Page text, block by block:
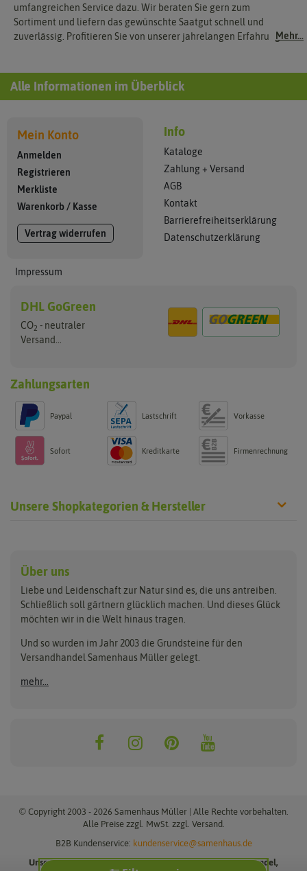
Mehr...
umfangreichen Service dazu. Wir beraten Sie gern zum
Sortiment und liefern das gewünschte Saatgut schnell und
zuverlässig. Profitieren Sie von unserer jahrelangen Erfahrung.
Alle Informationen im Überblick
Mein Konto
Anmelden
Registrieren
Merkliste
Warenkorb / Kasse
Vertrag widerrufen
Impressum
Info
Kataloge
Zahlung + Versand
AGB
Kontakt
Barrierefreiheitserklärung
Datenschutzerklärung
DHL GoGreen
CO2 - neutraler
Versand...
Zahlungsarten
Paypal Lastschrift Vorkasse
Sofort Kreditkarte Firmenrechnung
Unsere Shopkategorien & Hersteller
Anzuchtschalen
Beleuchtung
Folien, Vliese und Netze
Gartengeräte
Nützlinge & Nisthilfen
Keimsprossen
Saatgut für Werbezwecke
Samen-Sets
Gemüsesamen
Exotische Samen
Rasensamen
Pflanzgut
Pflanzschalotten
Benary
Buzzy Seeds
Clever Pots
Dürr-Samen
FLORTUS
Greenline
Grüne Oase
ReNatura Vogelwelt
Über uns
Liebe und Leidenschaft zur Natur sind es, die uns antreiben.
Schließlich soll gärtnern glücklich machen. Und dieses Glück
möchten wir in die Welt hinaus tragen.
Und so wurden im Jahr 2003 die Grundsteine für den
Versandhandel Samenhaus Müller gelegt.
mehr...
© Copyright 2003 - 2026 Samenhaus Müller | Alle Rechte vorbehalten.
Alle Preise zzgl. MwSt. zzgl. Versand.
B2B Kundenservice: kundenservice@samenhaus.de
Unsere Angebote richten sich ausschließlich an Industrie, Handel,